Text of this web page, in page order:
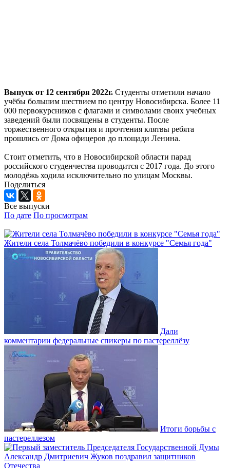
Выпуск от 12 сентября 2022г. Студенты отметили начало
учёбы большим шествием по центру Новосибирска. Более 11
000 первокурсников с флагами и символами своих учебных
заведений были посвящены в студенты. После
торжественного открытия и прочтения клятвы ребята
прошлись от Дома офицеров до площади Ленина.
Стоит отметить, что в Новосибирской области парад
российского студенчества проводится с 2017 года. До этого
молодёжь ходила исключительно по улицам Москвы.
Поделиться
Все выпуски
По дате По просмотрам
Жители села Толмачёво победили в конкурсе "Семья года"
Дали
комментарии федеральные спикеры по пастереллёзу
Итоги борьбы с
пастереллезом